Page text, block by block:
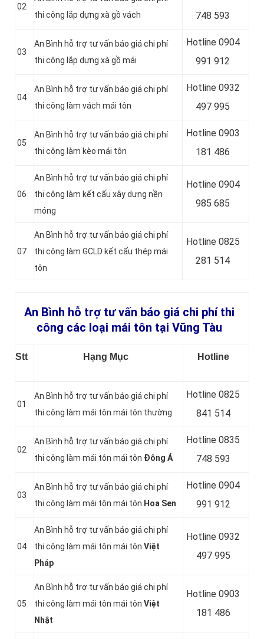
02
thi công lắp dựng xà gồ vách
748 593
03
An Bình hỗ trợ tư vấn báo giá chi phí
thi công lắp dựng xà gồ mái
Hotline 0904
991 912
04
An Bình hỗ trợ tư vấn báo giá chi phí
thi công làm vách mái tôn
Hotline 0932
497 995
05
An Bình hỗ trợ tư vấn báo giá chi phí
thi công làm kèo mái tôn
Hotline 0903
181 486
06
An Bình hỗ trợ tư vấn báo giá chi phí
thi công làm kết cấu xây dựng nền
móng
Hotline 0904
985 685
07
An Bình hỗ trợ tư vấn báo giá chi phí
thi công làm GCLD kết cấu thép mái
tôn
Hotline 0825
281 514
An Bình hỗ trợ tư vấn báo giá chi phí thi
công các loại mái tôn tại Vũng Tàu
Stt Hạng Mục Hotline
01
An Bình hỗ trợ tư vấn báo giá chi phí
thi công làm mái tôn mái tôn thường
Hotline 0825
841 514
02
An Bình hỗ trợ tư vấn báo giá chi phí
thi công làm mái tôn mái tôn Đông Á
Hotline 0835
748 593
03
An Bình hỗ trợ tư vấn báo giá chi phí
thi công làm mái tôn mái tôn Hoa Sen
Hotline 0904
991 912
04
An Bình hỗ trợ tư vấn báo giá chi phí
thi công làm mái tôn mái tôn Việt
Pháp
Hotline 0932
497 995
05
An Bình hỗ trợ tư vấn báo giá chi phí
thi công làm mái tôn mái tôn Việt
Nhật
Hotline 0903
181 486